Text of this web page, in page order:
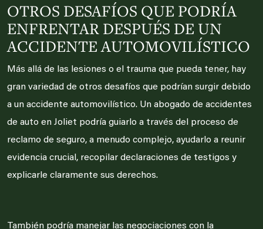
OTROS DESAFÍOS QUE PODRÍA
ENFRENTAR DESPUÉS DE UN
ACCIDENTE AUTOMOVILÍSTICO
Más allá de las lesiones o el trauma que pueda tener, hay
gran variedad de otros desafíos que podrían surgir debido
a un accidente automovilístico. Un abogado de accidentes
de auto en Joliet podría guiarlo a través del proceso de
reclamo de seguro, a menudo complejo, ayudarlo a reunir
evidencia crucial, recopilar declaraciones de testigos y
explicarle claramente sus derechos.
También podría manejar las negociaciones con la